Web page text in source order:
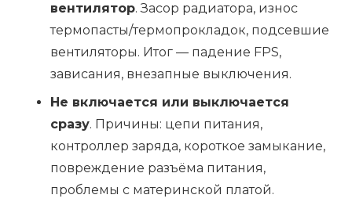
вентилятор. Засор радиатора, износ
термопасты/термопрокладок, подсевшие
вентиляторы. Итог — падение FPS,
зависания, внезапные выключения.
Не включается или выключается
сразу. Причины: цепи питания,
контроллер заряда, короткое замыкание,
повреждение разъёма питания,
проблемы с материнской платой.